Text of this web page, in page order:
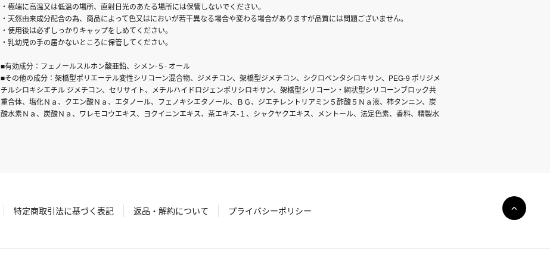
・極端に高温又は低温の場所、直射日光のあたる場所には保管しないでください。
・天然由来成分配合の為、商品によって色又はにおいが若干異なる場合や変わる場合がありますが品質には問題ございません。
・使用後は必ずしっかりキャップをしめてください。
・乳幼児の手の届かないところに保管してください。
■有効成分：フェノールスルホン酸亜鉛、シメン-５- オール
■その他の成分：架橋型ポリエーテル変性シリコーン混合物、ジメチコン、架橋型ジメチコン、シクロペンタシロキサン、PEG-9 ポリジメ
チルシロキシエチル ジメチコン、セリサイト、メチルハイドロジェンポリシロキサン、架橋型シリコーン・網状型シリコーンブロック共
重合体、塩化Ｎａ、クエン酸Ｎａ、エタノール、フェノキシエタノール、ＢＧ、ジエチレントリアミン５酢酸５Ｎａ液、柿タンニン、炭
酸水素Ｎａ、炭酸Ｎａ、ワレモコウエキス、ヨクイニンエキス、茶エキス-１、シャクヤクエキス、メントール、法定色素、香料、精製水
特定商取引法に基づく表記 返品・解約について プライバシーポリシー